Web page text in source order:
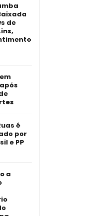
de
é
por
e PP
a